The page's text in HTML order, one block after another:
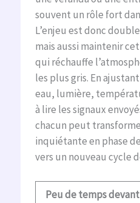
souvent un rôle fort
L’enjeu est donc
mais aussi maintenir
qui réchauffe
les plus gris. En
eau, lumière,
à lire les signaux
chacun peut
inquiétante en phase
vers un nouveau cycle
Peu de temps